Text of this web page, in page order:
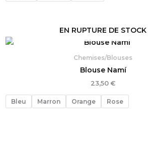
EN RUPTURE DE STOCK
Chemises/Blouses
Blouse Namí
23,50€
Bleu Marron Orange Rose